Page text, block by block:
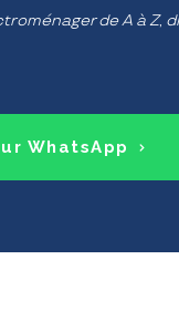
de A à Z,
WhatsApp